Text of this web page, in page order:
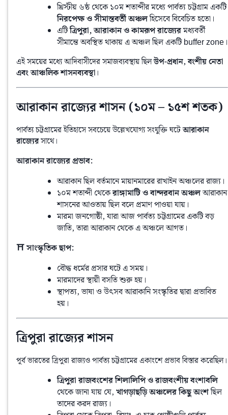
খ্রিস্টীয় ৬ষ্ঠ থেকে ১০ম শতাব্দীর মধ্যে পার্বত্য চট্টগ্রাম একটি
নিরপেক্ষ ও সীমান্তবর্তী অঞ্চলহিসেবে বিবেচিত হতো।
এটিত্রিপুরা, আরাকান ও কামরূপ রাজ্যেরমধ্যবর্তী
সীমান্তে অবস্থিত থাকায় এ অঞ্চল ছিল একটি buffer zone।
এই সময়ের মধ্যে আদিবাসীদের সমাজব্যবস্থায় ছিল উপ-প্রধান, বংশীয় নেতা
এবং আঞ্চলিক শাসনব্যবস্থা।
আরাকান রাজ্যের শাসন (১০ম – ১৫শ শতক)
পার্বত্য চট্টগ্রামের ইতিহাসে সবচেয়ে উল্লেখযোগ্য সংযুক্তি ঘটে আরাকান
রাজ্যের সাথে।
আরাকান রাজ্যের প্রভাব:
আরাকান ছিল বর্তমানে মায়ানমারের রাখাইন অঞ্চলের রাজ্য।
১০ম শতাব্দী থেকেরাঙ্গামাটি ও বান্দরবান অঞ্চলআরাকান
শাসনের আওতায় ছিল বলে প্রমাণ পাওয়া যায়।
মারমা জনগোষ্ঠী, যারা আজ পার্বত্য চট্টগ্রামের একটি বড়
জাতি, তারা আরাকান থেকে এ অঞ্চলে আগত।
⛩️ সাংস্কৃতিক ছাপ:
বৌদ্ধ ধর্মের প্রসার ঘটে এ সময়।
মারমাদের স্থায়ী বসতি শুরু হয়।
স্থাপত্য, ভাষা ও উৎসব আরাকানি সংস্কৃতির দ্বারা প্রভাবিত
হয়।
ত্রিপুরা রাজ্যের শাসন
পূর্ব ভারতের ত্রিপুরা রাজ্যও পার্বত্য চট্টগ্রামের একাংশে প্রভাব বিস্তার করেছিল।
ত্রিপুরা রাজবংশের শিলালিপি ও রাজবংশীয় বংশাবলি
থেকে জানা যায় যে, খাগড়াছড়ি অঞ্চলের কিছু অংশছিল
তাদের করদ রাজ্য।